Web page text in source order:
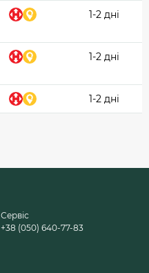
1-2 дні
1-2 дні
1-2 дні
Сервіс
+38 (050) 640-77-83